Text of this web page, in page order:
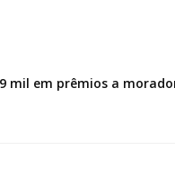
mil em prêmios a